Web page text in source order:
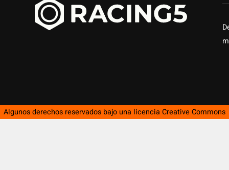
Algunos derechos reservados bajo una licencia Creative Commons